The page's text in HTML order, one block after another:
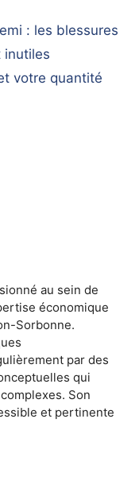
: les blessures
inutiles
votre quantité
au sein de
économique
Sorbonne.
par des
qui
Son
et pertinente